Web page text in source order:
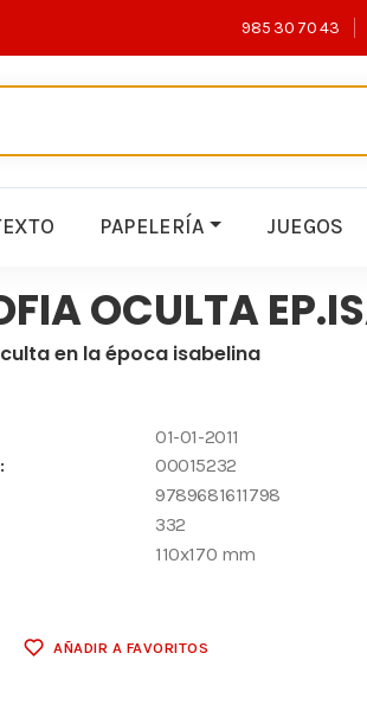
985 30 70 43
PAPELERÍA JUEGOS
OCULTA
en la época isabelina
01-01-2011
00015232
9789681611798
332
110x170 mm
AÑADIR A FAVORITOS